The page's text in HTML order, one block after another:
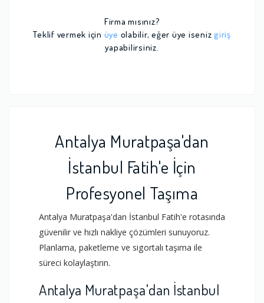
Firma mısınız?
Teklif vermek için üye olabilir, eğer üye iseniz giriş
yapabilirsiniz.
Antalya Muratpaşa'dan
İstanbul Fatih'e İçin
Profesyonel Taşıma
Antalya Muratpaşa'dan İstanbul Fatih'e rotasında
güvenilir ve hızlı nakliye çözümleri sunuyoruz.
Planlama, paketleme ve sigortalı taşıma ile
süreci kolaylaştırın.
Antalya Muratpaşa'dan İstanbul